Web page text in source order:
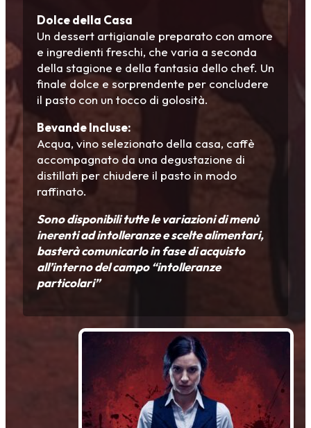
Dolce della Casa
Un dessert artigianale preparato con amore
e ingredienti freschi, che varia a seconda
della stagione e della fantasia dello chef. Un
finale dolce e sorprendente per concludere
il pasto con un tocco di golosità.
Bevande Incluse:
Acqua, vino selezionato della casa, caffè
accompagnato da una degustazione di
distillati per chiudere il pasto in modo
raffinato.
Sono disponibili tutte le variazioni di menù
inerenti ad intolleranze e scelte alimentari,
basterà comunicarlo in fase di acquisto
all’interno del campo “intolleranze
particolari”